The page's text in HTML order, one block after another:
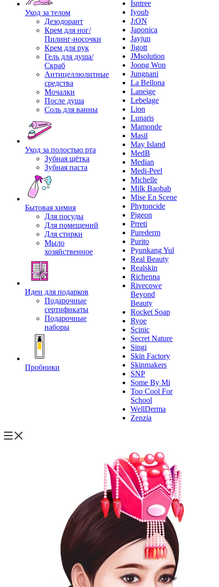
Уход за телом
Дезодорант
Крем для ног/
Пилинг-носочки
Крем для рук
Гель для душа/
Скраб
Антицеллюлитные
средства
Мочалки
После душа
Соль для ванны
Уход за полостью рта
Зубная щётка
Зубная паста
Бытовая химия
Для посуды
Для помещений
Для стирки
Мыло
хозяйственное
Идеи для подарков
Подарочные
сертификаты
Подарочные
наборы
Пробники
Isntree
Iyoub
J:ON
Japonica
Jayjun
Jigott
JMsolution
Joong Won
Jungnani
La Bellona
Laneige
Lebelage
Lion
Lunaris
Mamonde
Masil
May Island
MedB
Median
Medi-Peel
Michelle
Milk Baobab
Mise En Scene
Phytoncide
Pigeon
Prreti
Purederm
Purito
Pyunkang Yul
Real Beauty
Realskin
Richenna
Rivecowe
Beyond
Beauty
Rocket Soap
Ryoe
Scinic
Secret Nature
Singi
Skin Factory
Skinmakers
SNP
Some By Mi
Too Cool For
School
WellDerma
Zenzia